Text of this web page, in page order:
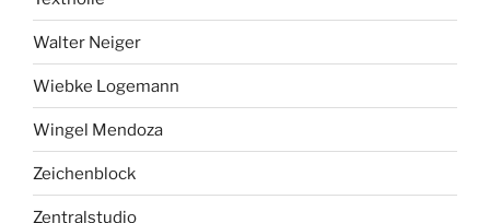
Walter Neiger
Wiebke Logemann
Wingel Mendoza
Zeichenblock
Zentralstudio